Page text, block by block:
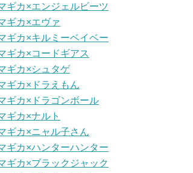
ギカ×エンジェルビーツ
ギカ×エヴァ
ギカ×キルミーベイベー
ギカ×コードギアス
ギカ×シュタゲ
ギカ×ドラえもん
ギカ×ドラゴンボール
ギカ×ナルト
ギカ×ニャル子さん
ギカ×ハンターハンター
ギカ×ブラックジャック